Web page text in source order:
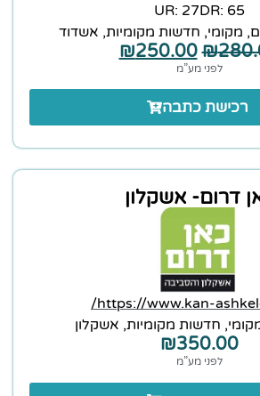
65 :DR
27 :UR
, מקומי, חדשות מקומיות, אשדוד
₪
₪250.00
לפני מע”מ
רכישת כתבה
דרום- אשקלון
https://www.kan-
, חדשות מקומיות, אשקלון
₪350.00
לפני מע”מ